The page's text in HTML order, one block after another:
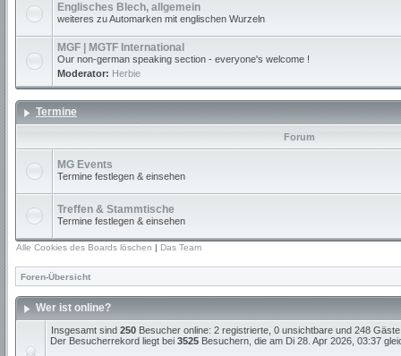
Englisches Blech, allgemein
weiteres zu Automarken mit englischen Wurzeln
MGF | MGTF International
Our non-german speaking section - everyone's welcome !
Moderator: Herbie
Termine
Forum
MG Events
Termine festlegen & einsehen
Treffen & Stammtische
Termine festlegen & einsehen
Alle Cookies des Boards löschen | Das Team
Foren-Übersicht
Wer ist online?
Insgesamt sind 250 Besucher online: 2 registrierte, 0 unsichtbare und 248
Der Besucherrekord liegt bei 3525 Besuchern, die am Di 28. Apr 2026, 03:37